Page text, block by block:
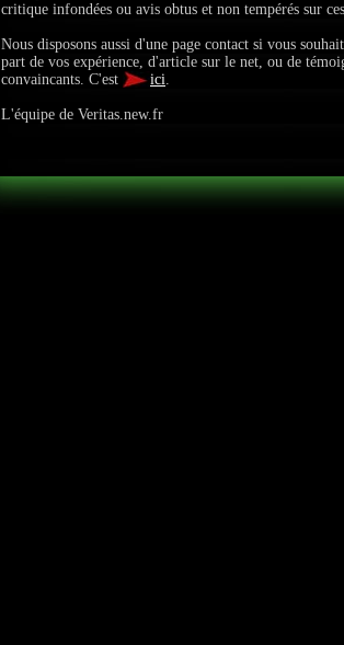
critique infondées ou avis obtus et non tempérés sur
Nous disposons aussi d'une page contact si vous
part de vos expérience, d'article sur le net, ou de
convaincants. C'est
ici.
L'équipe de Veritas.new.fr